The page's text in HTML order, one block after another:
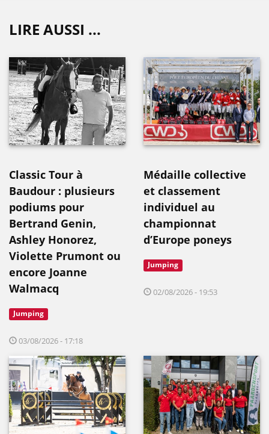
LIRE AUSSI ...
Classic Tour à
Baudour : plusieurs
podiums pour
Bertrand Genin,
Ashley Honorez,
Violette Prumont ou
encore Joanne
Walmacq
Jumping
03/08/2026 - 17:18
Médaille collective
et classement
individuel au
championnat
d’Europe poneys
Jumping
02/08/2026 - 19:53